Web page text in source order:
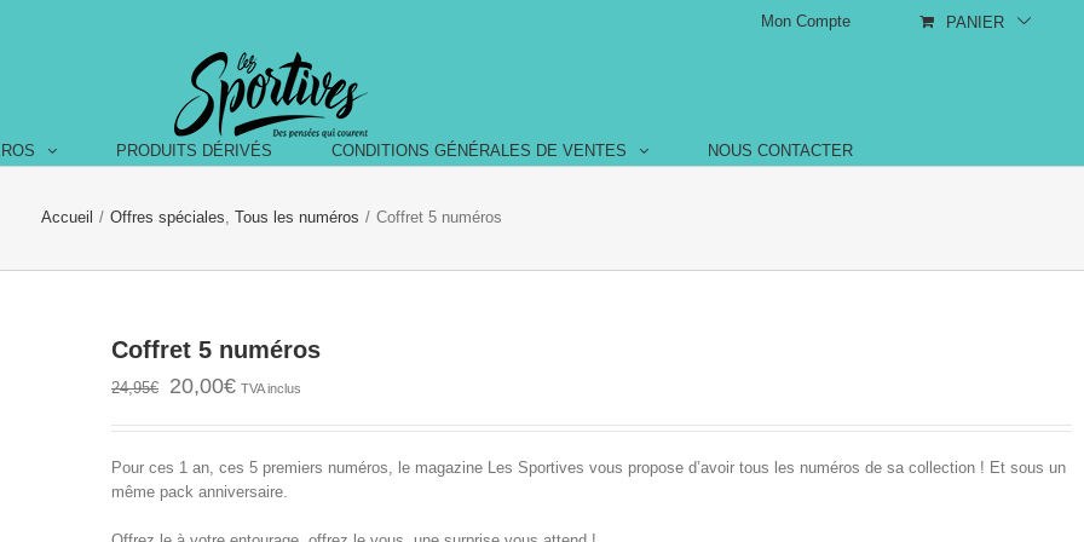
Mon Compte PANIER
PRODUITS DÉRIVÉS CONDITIONS GÉNÉRALES DE VENTES NOUS CONTACTER
Accueil / Offres spéciales, Tous les numéros / Coffret 5 numéros
Coffret 5 numéros
24,95€ 20,00€ TVA inclus
Pour ces 1 an, ces 5 premiers numéros, le magazine Les Sportives vous propose d’avoir tous les numéros de sa collection ! Et sous un
même pack anniversaire.